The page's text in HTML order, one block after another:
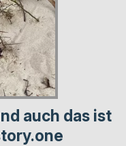
auch das ist